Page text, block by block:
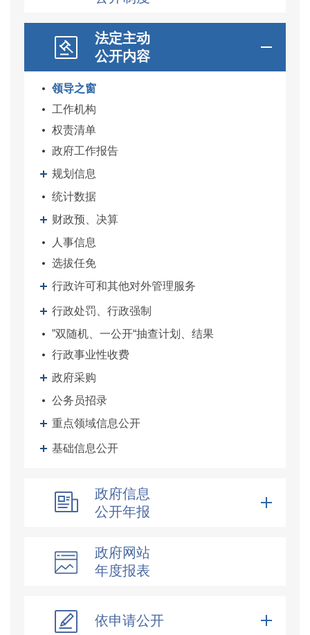
法定主动
公开内容
领导之窗
工作机构
权责清单
政府工作报告
规划信息
统计数据
财政预、决算
人事信息
选拔任免
行政许可和其他对外管理服务
行政处罚、行政强制
”双随机、一公开“抽查计划、结果
行政事业性收费
政府采购
公务员招录
重点领域信息公开
基础信息公开
政府信息
公开年报
政府网站
年度报表
依申请公开